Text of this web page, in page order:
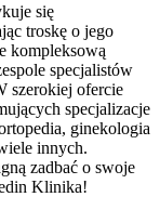
się
troskę o jego
kompleksową
specjalistów
szerokiej ofercie
specjalizacje
ginekologia
innych.
zadbać o swoje
Klinika!